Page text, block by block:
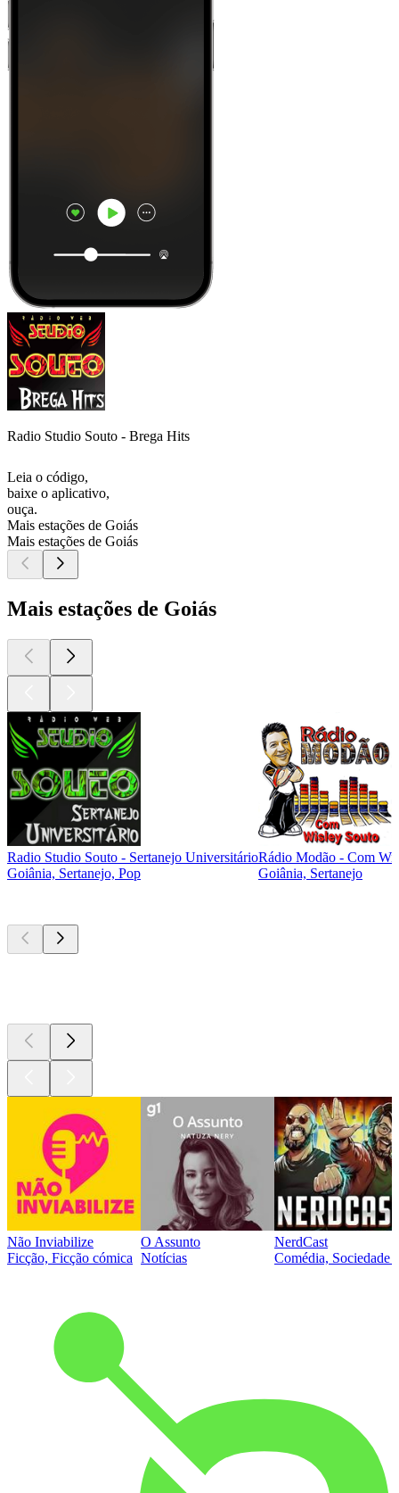
Radio Studio Souto - Brega Hits
Leia o código,
baixe o aplicativo,
ouça.
Mais estações de Goiás
Mais estações de Goiás
Mais estações de Goiás
Radio Studio Souto - Sertanejo Universitário
Goiânia, Sertanejo, Pop
Rádio Modão - Com
Goiânia, Sertanejo
Não Inviabilize
Ficção, Ficção cómica
O Assunto
Notícias
NerdCast
Comédia, Sociedade